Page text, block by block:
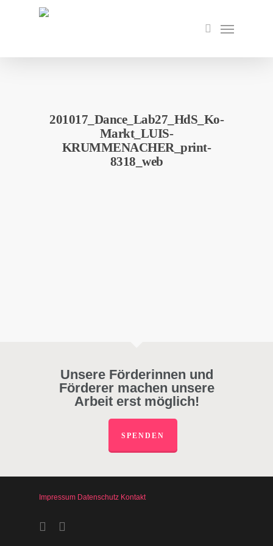
search
Menu
201017_Dance_Lab27_HdS_Ko-
Markt_LUIS-
KRUMMENACHER_print-
8318_web
Unsere Förderinnen und
Förderer machen unsere
Arbeit erst möglich!
SPENDEN
Impressum Datenschutz Kontakt
facebookinstagram